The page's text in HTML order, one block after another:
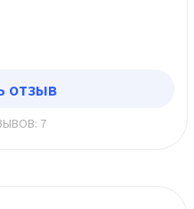
отзыв
7